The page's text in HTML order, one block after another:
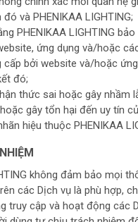
và PHENIKAA LIGHTING;
PHENIKAA LIGHTING
ứng dụng và/hoặc
cấp bởi website và/hoặc
đó;
thức sai hoặc gây nhầm
gây tổn hại đến uy tín
hiệu thuộc PHENIKAA
không đảm bảo mọi
các Dịch vụ là phù hợp,
truy cập và hoạt động các